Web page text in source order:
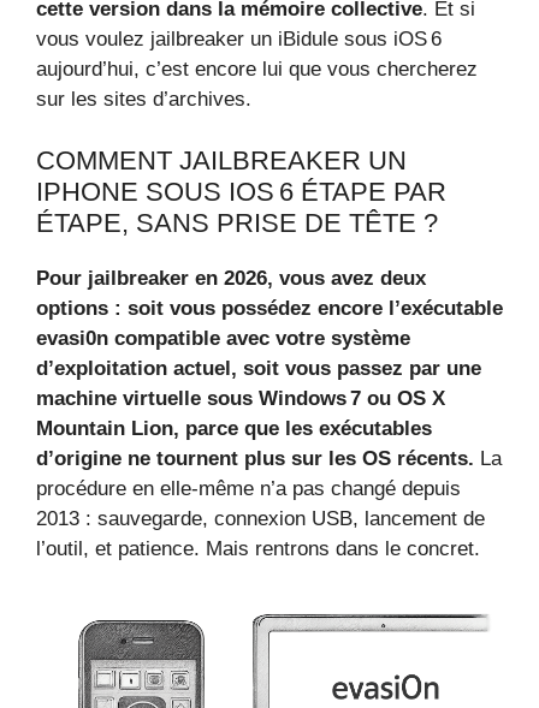
cette version dans la mémoire collective. Et si
vous voulez jailbreaker un iBidule sous iOS 6
aujourd’hui, c’est encore lui que vous chercherez
sur les sites d’archives.
COMMENT JAILBREAKER UN
IPHONE SOUS IOS 6 ÉTAPE PAR
ÉTAPE, SANS PRISE DE TÊTE ?
Pour jailbreaker en 2026, vous avez deux
options : soit vous possédez encore l’exécutable
evasi0n compatible avec votre système
d’exploitation actuel, soit vous passez par une
machine virtuelle sous Windows 7 ou OS X
Mountain Lion, parce que les exécutables
d’origine ne tournent plus sur les OS récents. La
procédure en elle-même n’a pas changé depuis
2013 : sauvegarde, connexion USB, lancement de
l’outil, et patience. Mais rentrons dans le concret.